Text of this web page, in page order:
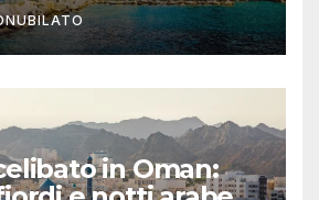
in Oman: